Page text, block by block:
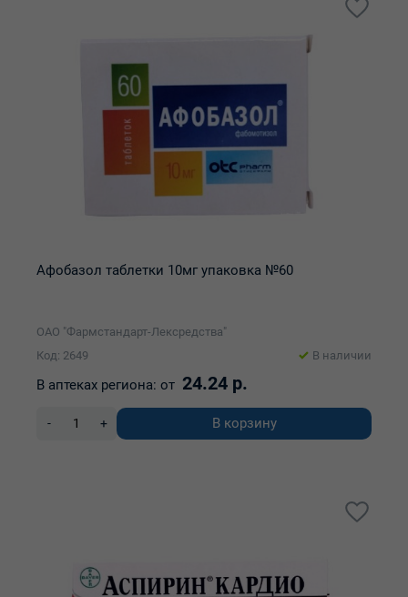
Афобазол таблетки 10мг упаковка №60
ОАО "Фармстандарт-Лексредства"
Код: 2649
В наличии
В аптеках региона: от 24.24 р.
- + В корзину